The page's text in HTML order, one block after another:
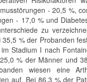
- 20,5 %,
- 17,0 % und
zu
35,5 % der Probanden
im Stadium I nach
% der Männer und
wiesen eine
auf. Bei 86,3 % der